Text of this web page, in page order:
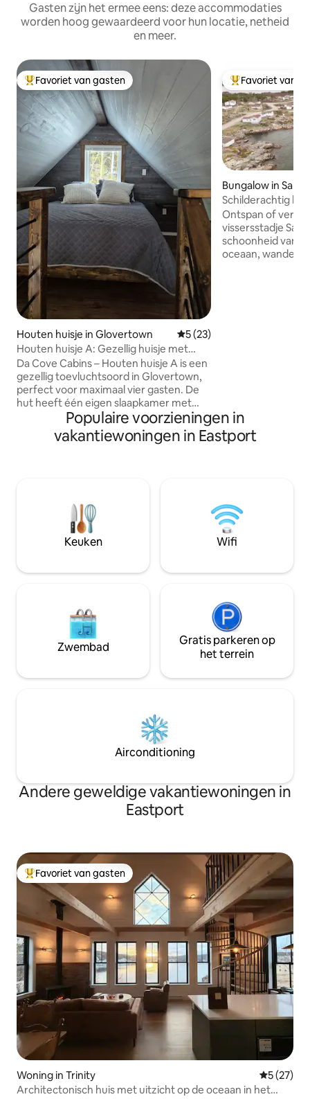
Gasten zijn het ermee eens: deze accommodaties
worden hoog gewaardeerd voor hun locatie, netheid
en meer.
Topfavoriet van gasten
Favoriet van gasten
Houten huisje in Glovertown Gemiddelde beoordeling
5 (23)
Houten huisje A: Gezellig huisje met
uitzicht op het water en vuurplaats
Da Cove Cabins – Houten huisje A is een
gezellig toevluchtsoord in Glovertown,
perfect voor maximaal vier gasten. De
hut heeft één eigen slaapkamer met
een queensize bed en een vide met een
extra queensize bed. Geniet van een
prachtig uitzicht op het water en
vaarmogelijkheden, de stranden in het
nabijgelegen Eastport en
gezinsattracties zoals Splash n’ Putt. Een
rustig toevluchtsoord om te ontspannen
Topfavoriet van
Favoriet van
Bungalow in
Schilderachtig
een historische
Ontspan of
vissersstadje
schoonheid van
oceaan,
Populaire voorzieningen in
vakantiewoningen in Eastport
Keuken Wifi
Zwembad
Gratis parkeren op
het terrein
Airconditioning
Andere geweldige vakantiewoningen in
Eastport
Topfavoriet van gasten
Favoriet van gasten
Woning in Trinity
5 (27)
Architectonisch huis met uitzicht op de oceaan in het